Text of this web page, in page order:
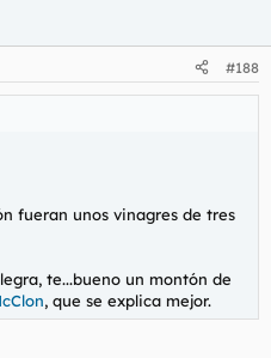
#188
fueran unos vinagres de tres
te...bueno un montón de
, que se explica mejor.